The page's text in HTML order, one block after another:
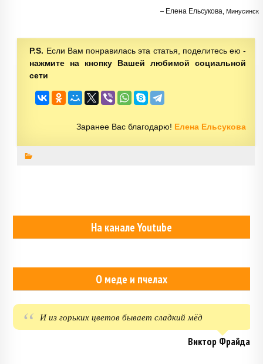
Елена Ельсукова Минусинск
P.S. Если Вам понравилась эта статья, поделитесь ею -
нажмите на кнопку Вашей любимой социальной
сети
Заранее Вас благодарю! Елена Ельсукова
На канале Youtube
О меде и пчелах
И из горьких цветов бывает сладкий мёд
Виктор Фрайда